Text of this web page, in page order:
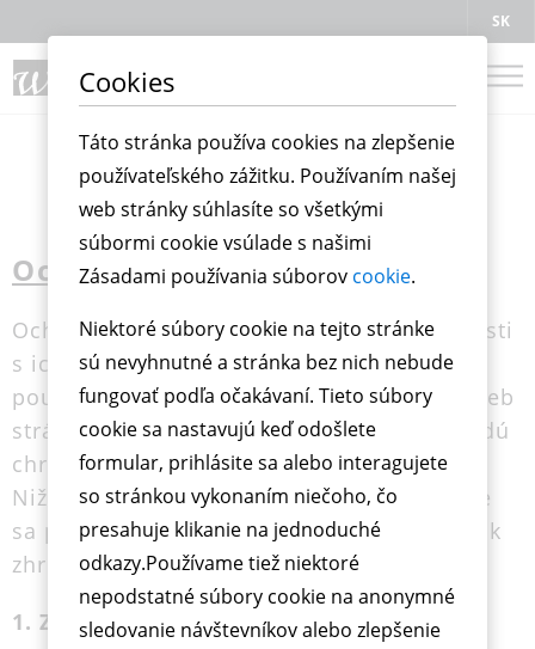
Cookies
Táto stránka používa cookies na zlepšenie
používateľského zážitku. Používaním našej
web stránky súhlasíte so všetkými
súbormi cookie vsúlade s našimi
Zásadami používania súborov cookie.
Niektoré súbory cookie na tejto stránke
sú nevyhnutné a stránka bez nich nebude
fungovať podľa očakávaní. Tieto súbory
cookie sa nastavujú keď odošlete
formular, prihlásite sa alebo interagujete
so stránkou vykonaním niečoho, čo
presahuje klikanie na jednoduché
odkazy.Používame tiež niektoré
nepodstatné súbory cookie na anonymné
sledovanie návštevníkov alebo zlepšenie
SK
Ochrana osobných údajov
Ochrana vašich osobných údajov v súvislosti
s ich zhromažďovaním, spracovaním a
používaním počas vašej návštevy našich web
stránok je pre nás dôležitá. Vaše údaje budú
chránené v súlade s právnymi predpismi.
Nižšie nájdete informácie o tom, aké údaje
sa počas vašej návštevy našich web stránok
zhromažďujú a na čo sú použité:
1. Zber a spracovanie údajov